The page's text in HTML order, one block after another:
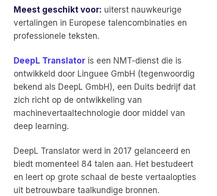
Meest geschikt voor: uiterst nauwkeurige
vertalingen in Europese talencombinaties en
professionele teksten.
DeepL Translator is een NMT-dienst die is
ontwikkeld door Linguee GmbH (tegenwoordig
bekend als DeepL GmbH), een Duits bedrijf dat
zich richt op de ontwikkeling van
machinevertaaltechnologie door middel van
deep learning.
DeepL Translator werd in 2017 gelanceerd en
biedt momenteel 84 talen aan. Het bestudeert
en leert op grote schaal de beste vertaalopties
uit betrouwbare taalkundige bronnen.